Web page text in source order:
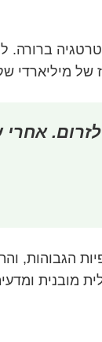
ברורה. לפי
של מיליארדי
לזרום.
הגבוהות,
מובנית